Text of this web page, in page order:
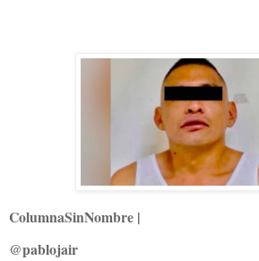
ColumnaSinNombre |
@pablojair